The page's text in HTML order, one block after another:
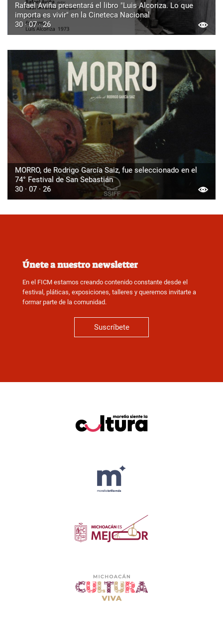
Rafael Aviña presentará el libro "Luis Alcoriza. Lo que
importa es vivir" en la Cineteca Nacional
30 · 07 · 26
MORRO, de Rodrigo García Saiz, fue seleccionado en el
74° Festival de San Sebastián
30 · 07 · 26
Únete a nuestro newsletter
En el FICM estamos creando contenido constante desde el
festival, pláticas, exposiciones, talleres y queremos invitarte a
formar parte de la comunidad.
Suscríbete